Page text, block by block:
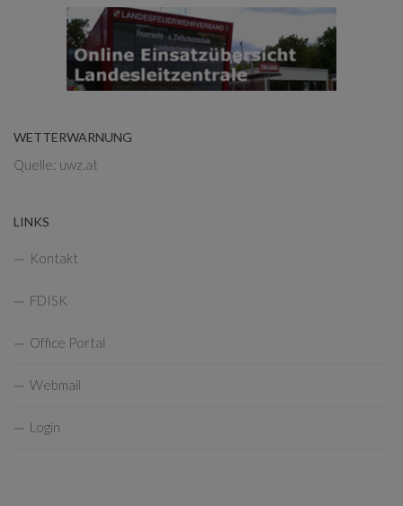
WETTERWARNUNG
Quelle: uwz.at
LINKS
Kontakt
FDISK
Office Portal
Webmail
Login